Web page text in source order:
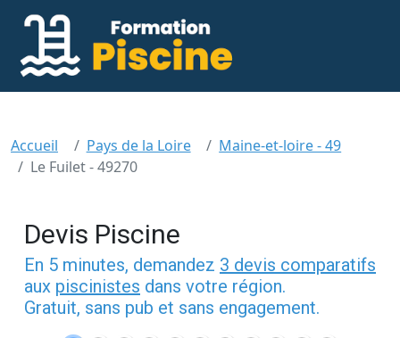
Accueil Pays de la Loire
Maine-et-loire - 49
Le Fuilet - 49270
Devis Piscine
En 5 minutes, demandez 3 devis comparatifs
aux piscinistes dans votre région.
Gratuit, sans pub et sans engagement.